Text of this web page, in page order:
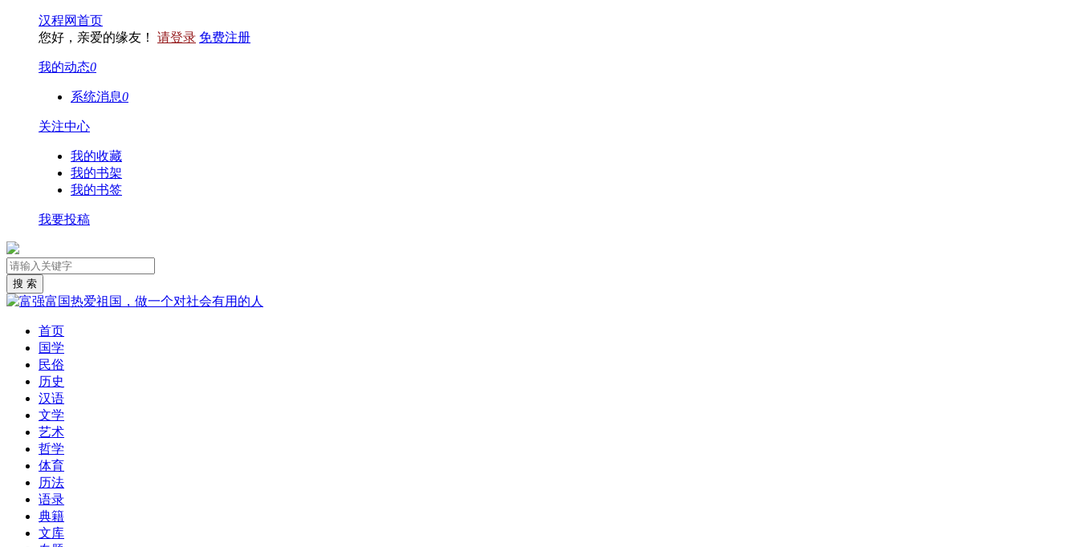
汉程网首页
您好，亲爱的缘友！ 请登录 免费注册
我的动态0
系统消息0
关注中心
我的收藏
我的书架
我的书签
我要投稿
首页
国学
民俗
历史
汉语
文学
艺术
哲学
体育
历法
语录
典籍
文库